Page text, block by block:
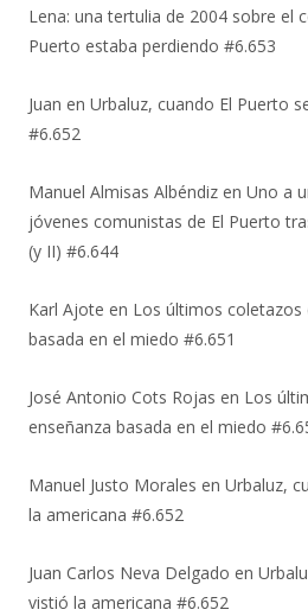
Lena: una tertulia de 2004 sobre el
Puerto estaba perdiendo #6.653
Juan en Urbaluz, cuando El Puerto
#6.652
Manuel Almisas Albéndiz en Uno a
jóvenes comunistas de El Puerto
(y II) #6.644
Karl Ajote en Los últimos coletazos
basada en el miedo #6.651
José Antonio Cots Rojas en Los
enseñanza basada en el miedo
Manuel Justo Morales en Urbaluz,
la americana #6.652
Juan Carlos Neva Delgado en
vistió la americana #6.652